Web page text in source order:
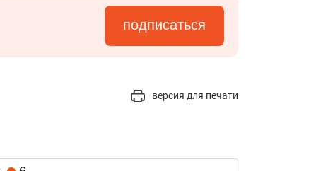
подписаться
версия для печати